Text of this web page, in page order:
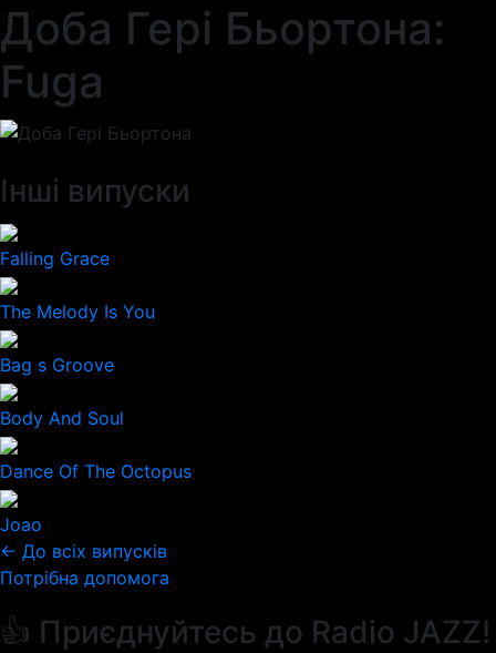
Доба Гері Бьортона:
Fuga
Інші випуски
Falling Grace
The Melody Is You
Bag s Groove
Body And Soul
Dance Of The Octopus
Joao
← До всіх випусків
Потрібна допомога
👍 Приєднуйтесь до Radio JAZZ!